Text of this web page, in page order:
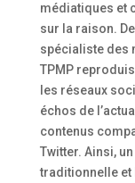
médiatiques et
sur la raison.
spécialiste des
TPMP
les réseaux
échos de
contenus
Twitter. Ainsi,
traditionnelle et